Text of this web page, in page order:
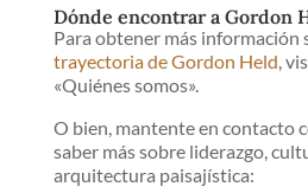
Dónde encontrar a Gordon
Para obtener más información
trayectoria de Gordon Held ,
«Quiénes somos».
O bien, mantente en contacto
saber más sobre liderazgo,
arquitectura paisajística: